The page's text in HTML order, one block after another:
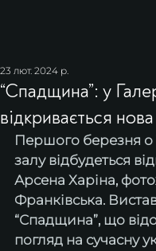
“Спадщина”: у
відкривається
23 лют. 2024 р.
Першого березня о
залу відбудеться
Арсена Харіна,
Франківська.
“Спадщина”, що
погляд на сучасну